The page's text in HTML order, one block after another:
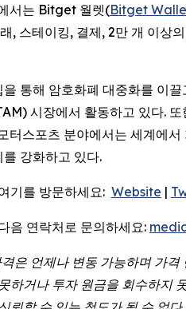
서는 Bitget 월렛(Bitget
, 스테이킹, 결제, 2만 개 이상
통해 암호화폐 대중화를 이
시장에서 활동하고 있다.
터스포츠 분야에서는 세계에
강화하고 있다.
기를 방문하세요: Website |
음 연락처로 문의하세요:
은 언제나 변동 가능하며 가격
못하거나 투자 원금을 회수하지